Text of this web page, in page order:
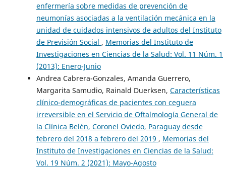
enfermería sobre medidas de prevención de
neumonías asociadas a la ventilación mecánica en la
unidad de cuidados intensivos de adultos del Instituto
de Previsión Social , Memorias del Instituto de
Investigaciones en Ciencias de la Salud: Vol. 11 Núm. 1
(2013): Enero-Junio
Andrea Cabrera-Gonzales, Amanda Guerrero,
Margarita Samudio, Rainald Duerksen, Características
clínico-demográficas de pacientes con ceguera
irreversible en el Servicio de Oftalmología General de
la Clínica Belén, Coronel Oviedo, Paraguay desde
febrero del 2018 a febrero del 2019 , Memorias del
Instituto de Investigaciones en Ciencias de la Salud:
Vol. 19 Núm. 2 (2021): Mayo-Agosto